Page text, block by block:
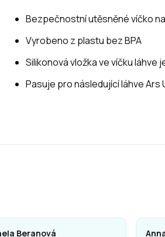
Bezpečnostní utěsněné víčko
Vyrobeno z plastu bez BPA
Silikonová vložka ve víčku láhve
Pasuje pro následující láhve Ars
Beranová